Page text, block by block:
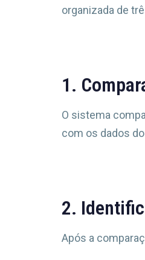
organizada de
1.
O sistema
com os dados
2.
Após a